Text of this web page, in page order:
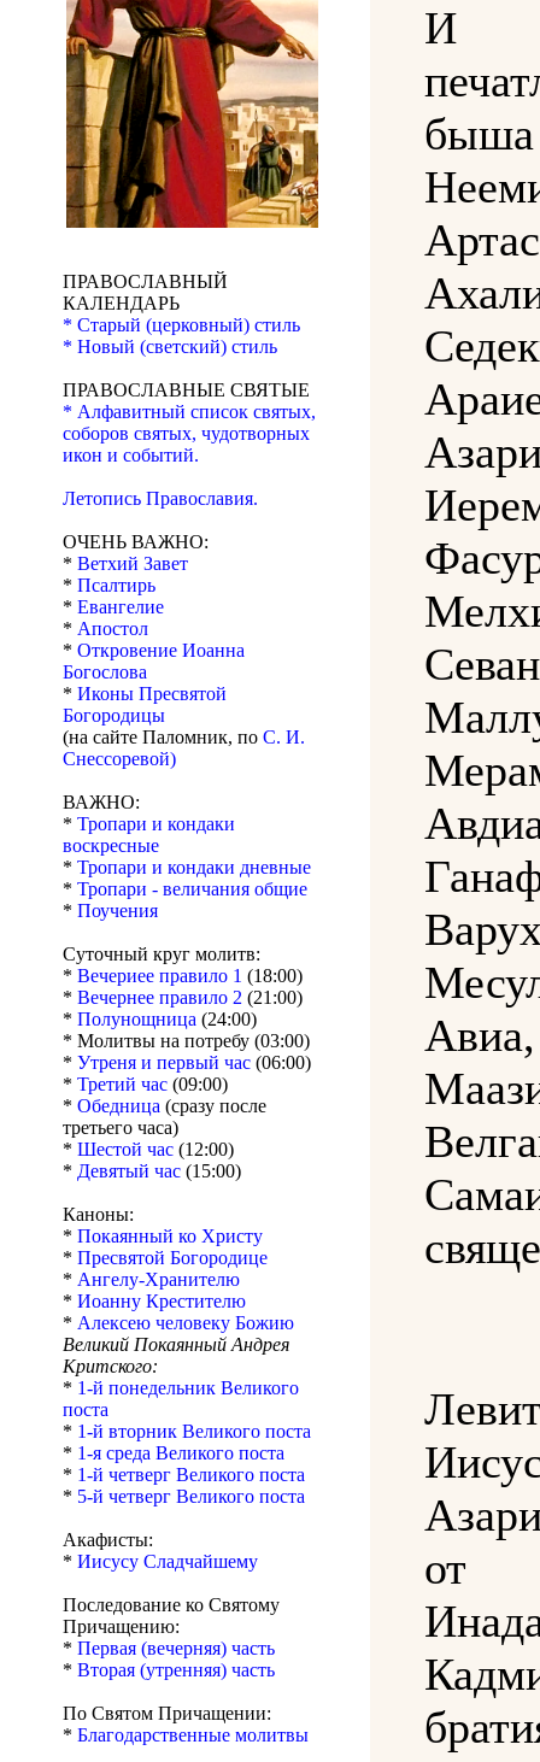
ПРАВОСЛАВНЫЙ
КАЛЕНДАРЬ
* Старый (церковный) стиль
* Новый (светский) стиль
ПРАВОСЛАВНЫЕ СВЯТЫЕ
* Алфавитный список святых,
соборов святых, чудотворных
икон и событий.
Летопись Православия.
ОЧЕНЬ ВАЖНО:
* Ветхий Завет
* Псалтирь
* Евангелие
* Апостол
* Откровение Иоанна
Богослова
* Иконы Пресвятой
Богородицы
(на сайте Паломник, по С. И.
Снессоревой)
ВАЖНО:
* Тропари и кондаки
воскресные
* Тропари и кондаки дневные
* Тропари - величания общие
* Поучения
Суточный круг молитв:
* Вечериее правило 1 (18:00)
* Вечернее правило 2 (21:00)
* Полунощница (24:00)
* Молитвы на потребу (03:00)
* Утреня и первый час (06:00)
* Третий час (09:00)
* Обедница (сразу после
третьего часа)
* Шестой час (12:00)
* Девятый час (15:00)
Каноны:
* Покаянный ко Христу
* Пресвятой Богородице
* Ангелу-Хранителю
* Иоанну Крестителю
* Алексею человеку Божию
Великий Покаянный Андрея
Критского:
* 1-й понедельник Великого
поста
* 1-й вторник Великого поста
* 1-я среда Великого поста
* 1-й четверг Великого поста
* 5-й четверг Великого поста
Акафисты:
* Иисусу Сладчайшему
Последование ко Святому
Причащению:
* Первая (вечерняя) часть
* Вторая (утренняя) часть
По Святом Причащении:
* Благодарственные молитвы
от